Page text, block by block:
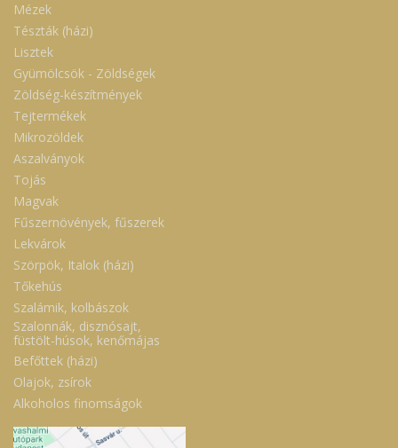
Mézek
Tészták (házi)
Lisztek
Gyümölcsök - Zöldségek
Zöldség-készítmények
Tejtermékek
Mikrozöldek
Aszalványok
Tojás
Magvak
Fűszernövények, fűszerek
Lekvárok
Szörpök, Italok (házi)
Tőkehús
Szalámik, kolbászok
Szalonnák, disznósajt,
füstölt-húsok, kenőmájas
Befőttek (házi)
Olajok, zsírok
Alkoholos finomságok